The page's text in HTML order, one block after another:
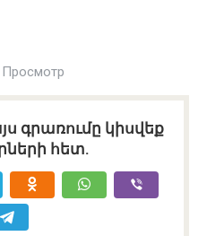
գրառումը կիսվեք
հետ.